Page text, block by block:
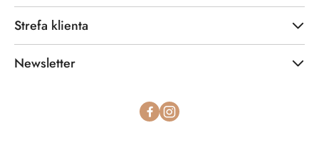
Strefa klienta
Newsletter